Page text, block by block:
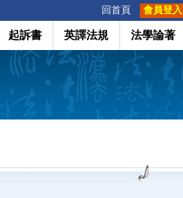
回首頁 會員登入
起訴書 英譯法規 法學論著